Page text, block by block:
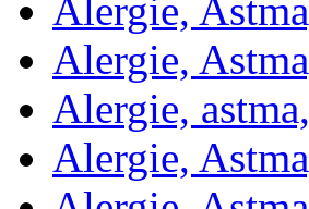
Alergie,
Alergie,
Alergie,
Alergie,